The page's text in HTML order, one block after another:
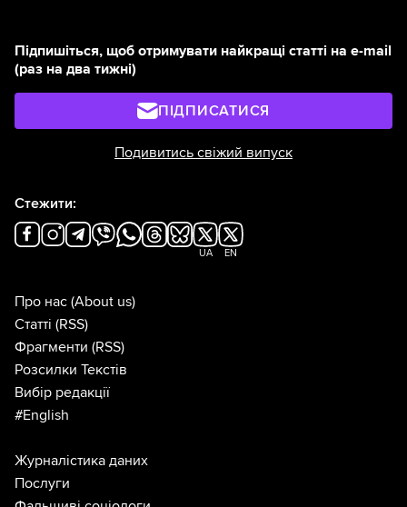
Підпишіться, щоб отримувати найкращі статті на e-mail
(раз на два тижні)
ПІДПИСАТИСЯ
Подивитись свіжий випуск
Стежити:
UA EN
Про нас (About us)
Статті (RSS)
Фрагменти (RSS)
Розсилки Текстів
Вибір редакції
#English
Журналістика даних
Послуги